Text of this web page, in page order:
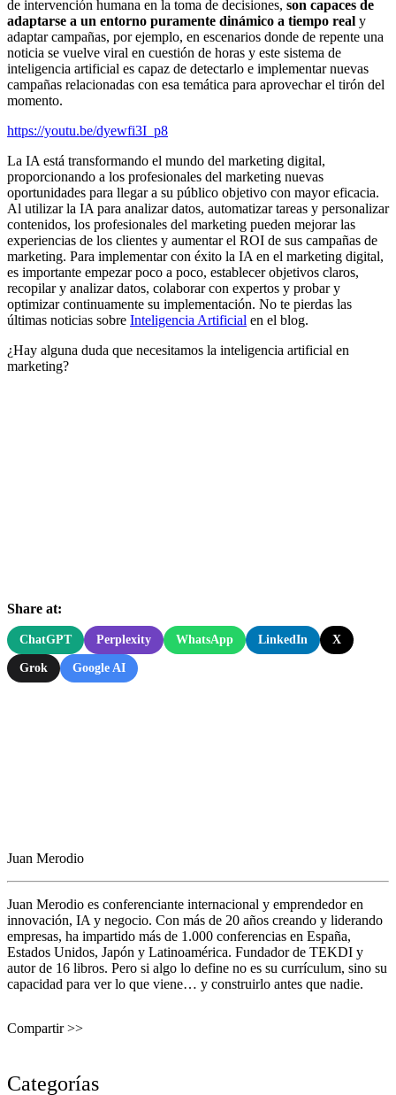
de intervención humana en la toma de decisiones, son capaces de
adaptarse a un entorno puramente dinámico a tiempo real y
adaptar campañas, por ejemplo, en escenarios donde de repente una
noticia se vuelve viral en cuestión de horas y este sistema de
inteligencia artificial es capaz de detectarlo e implementar nuevas
campañas relacionadas con esa temática para aprovechar el tirón del
momento.
https://youtu.be/dyewfi3I_p8
La IA está transformando el mundo del marketing digital,
proporcionando a los profesionales del marketing nuevas
oportunidades para llegar a su público objetivo con mayor eficacia.
Al utilizar la IA para analizar datos, automatizar tareas y personalizar
contenidos, los profesionales del marketing pueden mejorar las
experiencias de los clientes y aumentar el ROI de sus campañas de
marketing. Para implementar con éxito la IA en el marketing digital,
es importante empezar poco a poco, establecer objetivos claros,
recopilar y analizar datos, colaborar con expertos y probar y
optimizar continuamente su implementación. No te pierdas las
últimas noticias sobre Inteligencia Artificial en el blog.
¿Hay alguna duda que necesitamos la inteligencia artificial en
marketing?
Share at:
ChatGPT Perplexity WhatsApp LinkedIn X
Grok Google AI
Juan Merodio
Juan Merodio es conferenciante internacional y emprendedor en
innovación, IA y negocio. Con más de 20 años creando y liderando
empresas, ha impartido más de 1.000 conferencias en España,
Estados Unidos, Japón y Latinoamérica. Fundador de TEKDI y
autor de 16 libros. Pero si algo lo define no es su currículum, sino su
capacidad para ver lo que viene… y construirlo antes que nadie.
Compartir >>
Categorías